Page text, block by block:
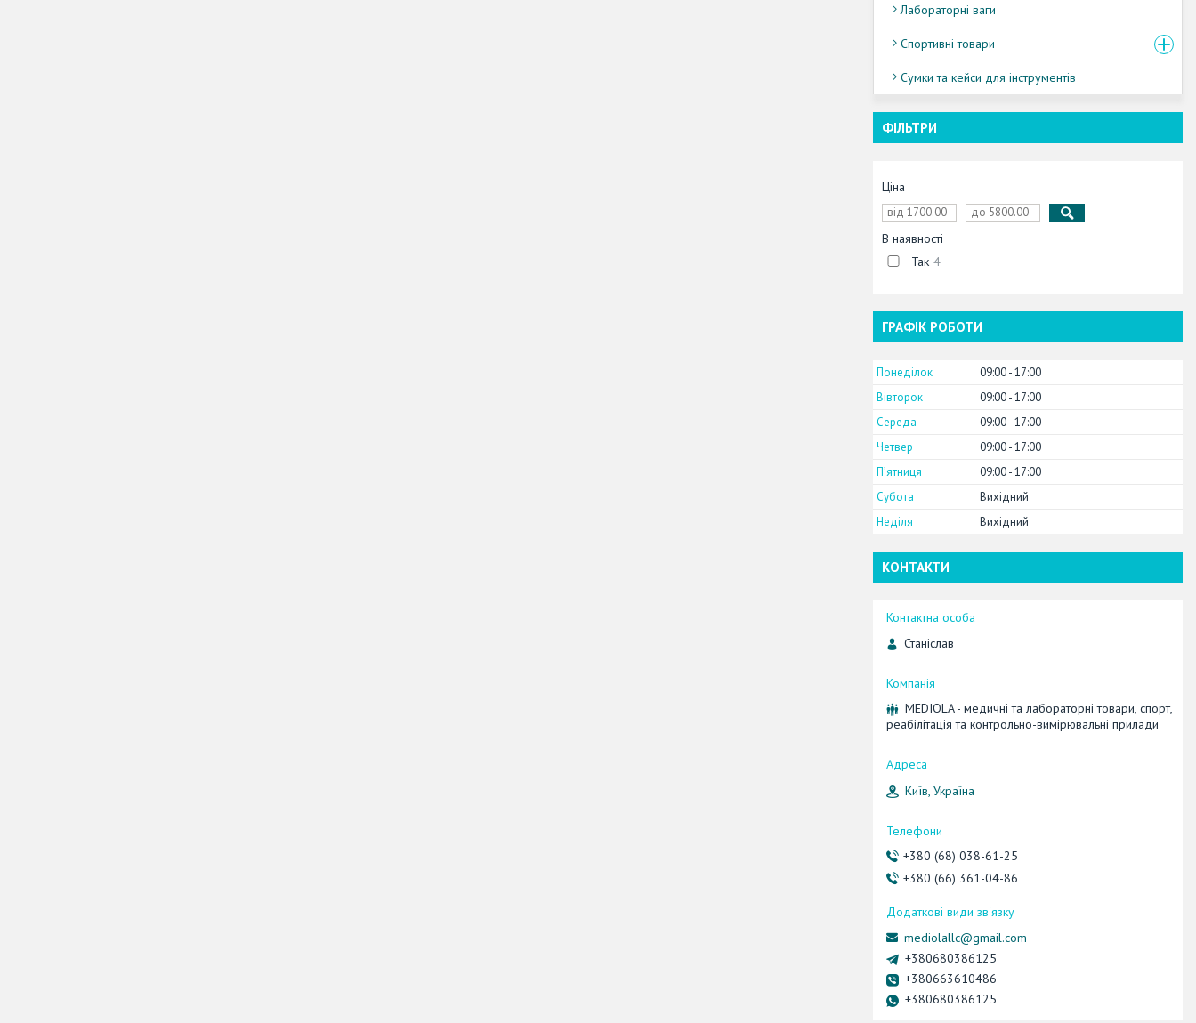
Лабораторні ваги
Спортивні товари
Сумки та кейси для інструментів
ФІЛЬТРИ
Ціна
В наявності
Так 4
ГРАФІК РОБОТИ
Понеділок 09:00 17:00
Вівторок
09:00 17:00
Середа
09:00 17:00
Четвер
09:00 17:00
Пʼятниця
09:00 17:00
Субота
Вихідний
Неділя
Вихідний
КОНТАКТИ
Станіслав
MEDIOLA - медичні та лабораторні товари, спорт,
реабілітація та контрольно-вимірювальні прилади
Київ, Україна
+380 (68) 038-61-25
+380 (66) 361-04-86
mediolallc@gmail.com
+380680386125
+380663610486
+380680386125